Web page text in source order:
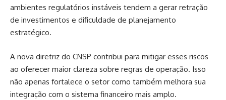
ambientes regulatórios instáveis tendem a gerar retração
de investimentos e dificuldade de planejamento
estratégico.
A nova diretriz do CNSP contribui para mitigar esses riscos
ao oferecer maior clareza sobre regras de operação. Isso
não apenas fortalece o setor como também melhora sua
integração com o sistema financeiro mais amplo.